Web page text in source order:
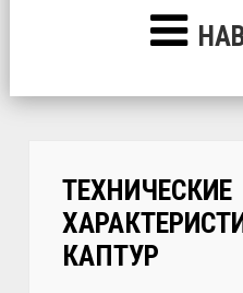
ТЕХНИЧЕСКИЕ
КАПТУР